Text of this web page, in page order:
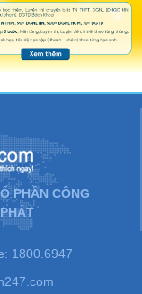
PHẦN CÔNG
1800.6947